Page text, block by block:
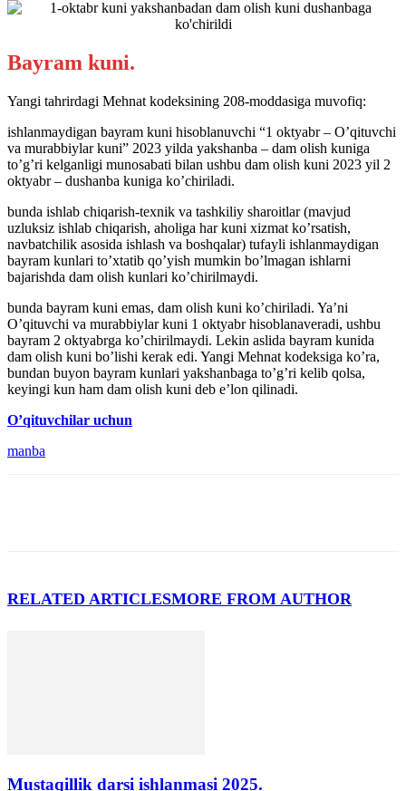
Bayram kuni.
Yangi tahrirdagi Mehnat kodeksining 208-moddasiga muvofiq:
ishlanmaydigan bayram kuni hisoblanuvchi “1 oktyabr – Oʼqituvchi
va murabbiylar kuni” 2023 yilda yakshanba – dam olish kuniga
toʼgʼri kelganligi munosabati bilan ushbu dam olish kuni 2023 yil 2
oktyabr – dushanba kuniga koʼchiriladi.
bunda ishlab chiqarish-texnik va tashkiliy sharoitlar (mavjud
uzluksiz ishlab chiqarish, aholiga har kuni xizmat koʼrsatish,
navbatchilik asosida ishlash va boshqalar) tufayli ishlanmaydigan
bayram kunlari toʼxtatib qoʼyish mumkin boʼlmagan ishlarni
bajarishda dam olish kunlari koʼchirilmaydi.
bunda bayram kuni emas, dam olish kuni koʼchiriladi. Yaʼni
Oʼqituvchi va murabbiylar kuni 1 oktyabr hisoblanaveradi, ushbu
bayram 2 oktyabrga koʼchirilmaydi. Lekin aslida bayram kunida
dam olish kuni boʼlishi kerak edi. Yangi Mehnat kodeksiga koʼra,
bundan buyon bayram kunlari yakshanbaga toʼgʼri kelib qolsa,
keyingi kun ham dam olish kuni deb eʼlon qilinadi.
O’qituvchilar uchun
manba
RELATED ARTICLESMORE FROM AUTHOR
Mustaqillik darsi ishlanmasi 2025.